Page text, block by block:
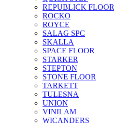
REPUBLICK FLOOR
ROCKO
ROYCE
SALAG SPC
SKALLA
SPACE FLOOR
STARKER
STEPTON
STONE FLOOR
TARKETT
TULESNA
UNION
VINILAM
WICANDERS